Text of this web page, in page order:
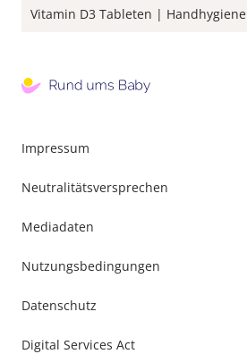
Vitamin D3 Tableten Handhygiene
Impressum
Neutralitätsversprechen
Mediadaten
Nutzungsbedingungen
Datenschutz
Digital Services Act